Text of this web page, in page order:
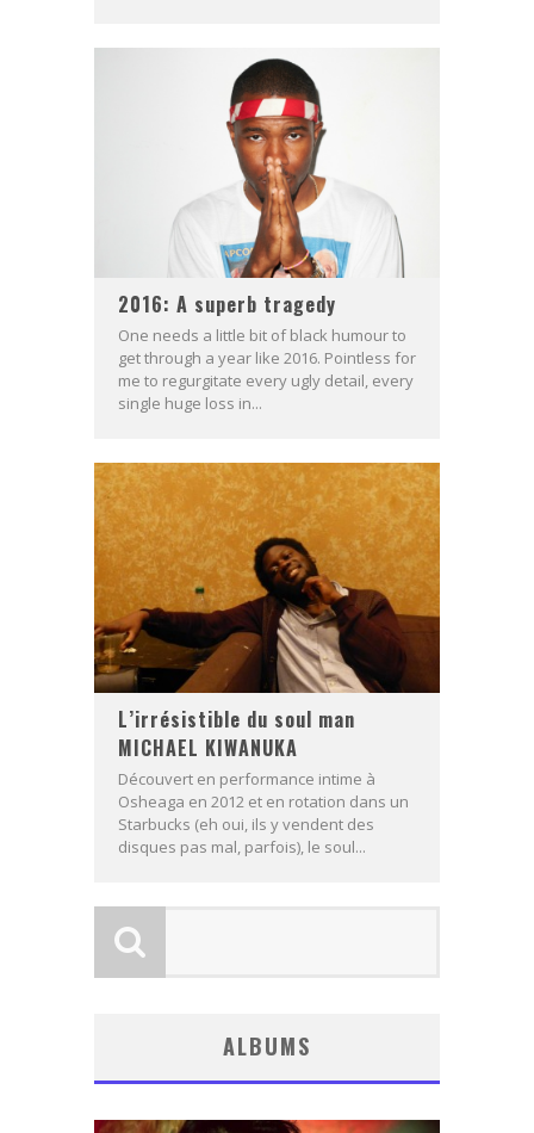
2016: A superb tragedy
One needs a little bit of black humour to
get through a year like 2016. Pointless for
me to regurgitate every ugly detail, every
single huge loss in...
L’irrésistible du soul man
MICHAEL KIWANUKA
Découvert en performance intime à
Osheaga en 2012 et en rotation dans un
Starbucks (eh oui, ils y vendent des
disques pas mal, parfois), le soul...
ALBUMS